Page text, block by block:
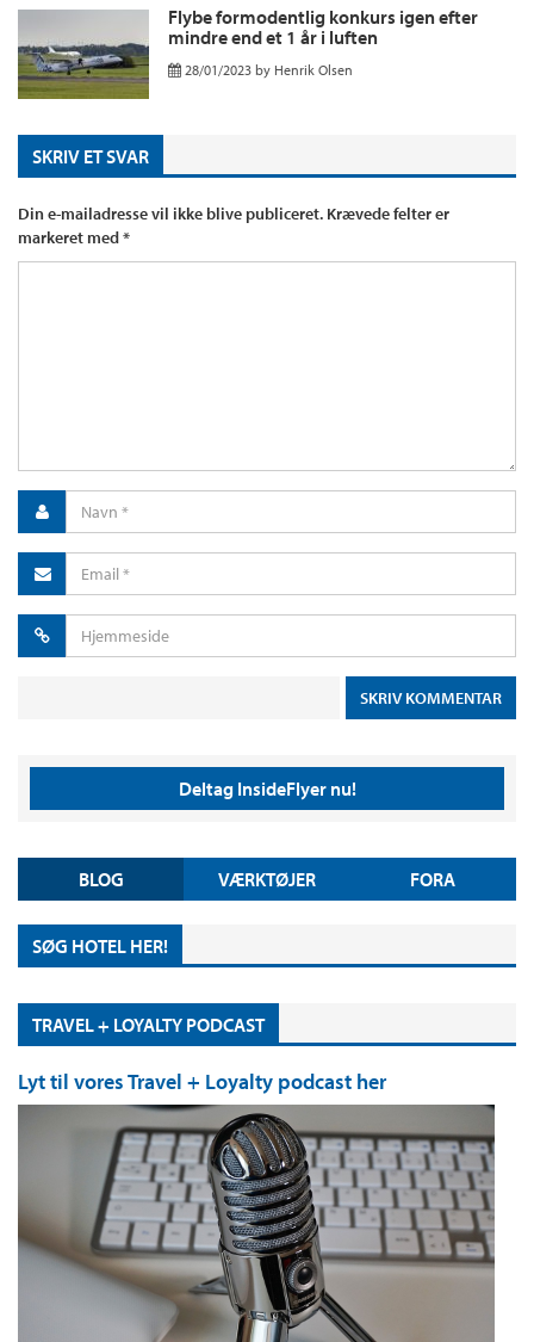
Flybe formodentlig konkurs igen efter
mindre end et 1 år i luften
28/01/2023 by Henrik Olsen
SKRIV ET SVAR
Din e-mailadresse vil ikke blive publiceret. Krævede felter er
markeret med*
Deltag InsideFlyer nu!
BLOG VÆRKTØJER FORA
SØG HOTEL HER!
TRAVEL + LOYALTY PODCAST
Lyt til vores Travel + Loyalty podcast her